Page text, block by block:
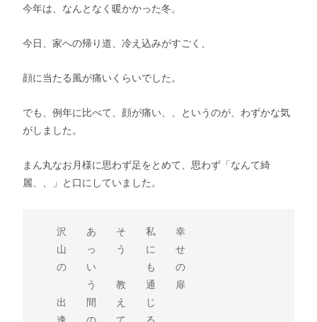
今年は、なんとなく暖かかった冬。
今日、家への帰り道、冷え込みがすごく、
顔に当たる風が痛いくらいでした。
でも、例年に比べて、顔が痛い、、というのが、わずかな気
がしました。
まん丸なお月様に思わず足をとめて、思わず「なんて綺
麗、、」と口にしていました。
沢　　あ　　そ　　私　　幸
山　　っ　　う　　に　　せ
の　　い　　　　　も　　の
う　　教　　通　　扉
出　　間　　え　　じ